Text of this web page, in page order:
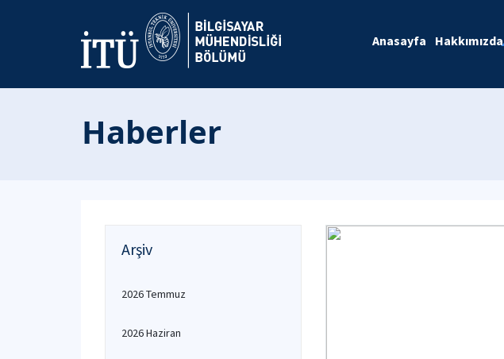
Anasayfa Hakkımızda
Haberler
Arşiv
2026 Temmuz
2026 Haziran